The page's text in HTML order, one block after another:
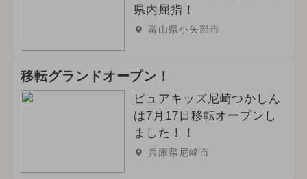
県内屈指！
富山県小矢部市
移転グランドオープン！
ピュアキッズ尼崎つかしん
は7月17日移転オープンし
ました！！
兵庫県尼崎市